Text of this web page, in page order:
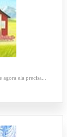
ela precisa...